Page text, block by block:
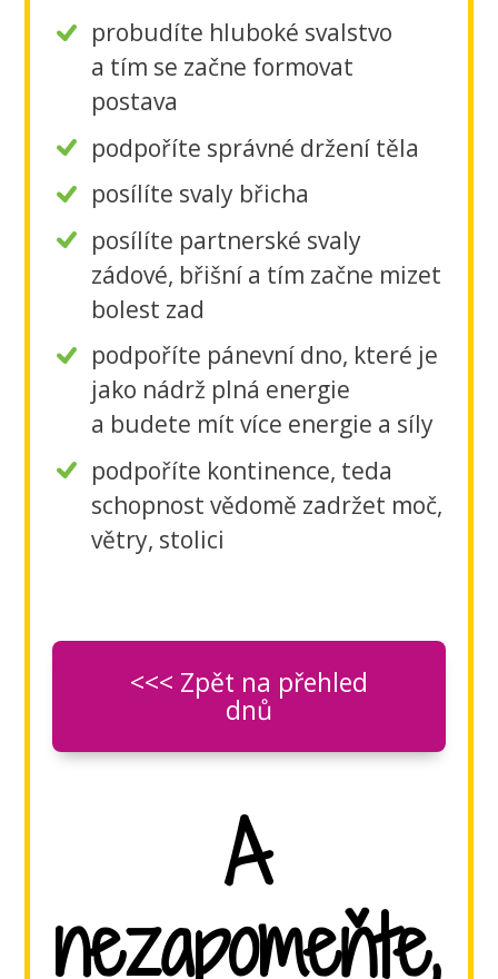
probudíte hluboké svalstvo
a tím se začne formovat
postava
podpoříte správné držení těla
posílíte svaly břicha
posílíte partnerské svaly
zádové, břišní a tím začne mizet
bolest zad
podpoříte pánevní dno, které je
jako nádrž plná energie
a budete mít více energie a síly
podpoříte kontinence, teda
schopnost vědomě zadržet moč,
větry, stolici
<<< Zpět na přehled
dnů
A
nezapomeňte,